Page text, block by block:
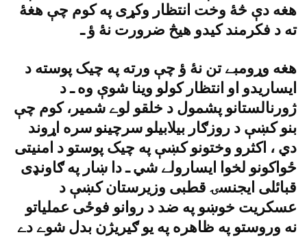
هغه دې څۀ وخت انتظار وکړى په کوم چې هغۀ
ته د فکرمند کيدو هيڅ ضرورت نۀ ؤ ـ
هغه وړومبے تن نۀ ؤ چې ورته په چيک پوسته د
ايساريدو او انتظار کولو وينا شوې وه ـ د
ژورنالستانو پشمول د خلقو لوے شمير، کوم چې
بنو کښې د روزګار بيلابيلو سرچينو سره اړوند
دي ، اکثرو وختونو کښې په چيک پوستو د امنيتى
ځواکونو لخوا ايسارولے شي ـ دا ښار په ګاونډى
قبائلى ايجنسۍ قطبى وزيرستان کښې د
عسکريت خوښو په ضد د روانو فوځى عملياتو
نه وروستو په ظاهره په يو ګيريژن بدل شوے دے